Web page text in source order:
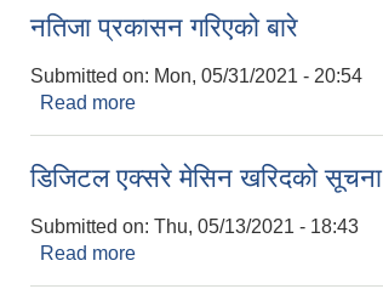
नतिजा प्रकासन गरिएको बारे
Submitted on: Mon, 05/31/2021 - 20:54
Read more
डिजिटल एक्सरे मेसिन खरिदको सूचना
Submitted on: Thu, 05/13/2021 - 18:43
Read more